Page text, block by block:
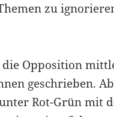
zu
Opposition
geschrieben.
Rot-Grün mit